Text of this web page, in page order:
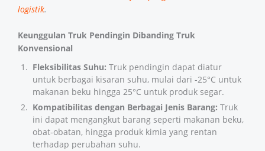
logistik.
Keunggulan Truk Pendingin Dibanding Truk
Konvensional
Fleksibilitas Suhu: Truk pendingin dapat diatur
untuk berbagai kisaran suhu, mulai dari -25°C untuk
makanan beku hingga 25°C untuk produk segar.
Kompatibilitas dengan Berbagai Jenis Barang: Truk
ini dapat mengangkut barang seperti makanan beku,
obat-obatan, hingga produk kimia yang rentan
terhadap perubahan suhu.